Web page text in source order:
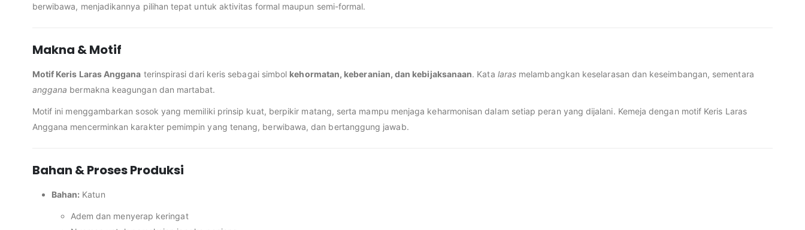
berwibawa, menjadikannya pilihan tepat untuk aktivitas formal maupun semi-formal.
Makna & Motif
Motif Keris Laras Anggana terinspirasi dari keris sebagai simbol kehormatan, keberanian, dan kebijaksanaan. Kata laras melambangkan keselarasan dan keseimbangan, sementara
anggana bermakna keagungan dan martabat.
Motif ini menggambarkan sosok yang memiliki prinsip kuat, berpikir matang, serta mampu menjaga keharmonisan dalam setiap peran yang dijalani. Kemeja dengan motif Keris Laras
Anggana mencerminkan karakter pemimpin yang tenang, berwibawa, dan bertanggung jawab.
Bahan & Proses Produksi
Bahan: Katun
Adem dan menyerap keringat